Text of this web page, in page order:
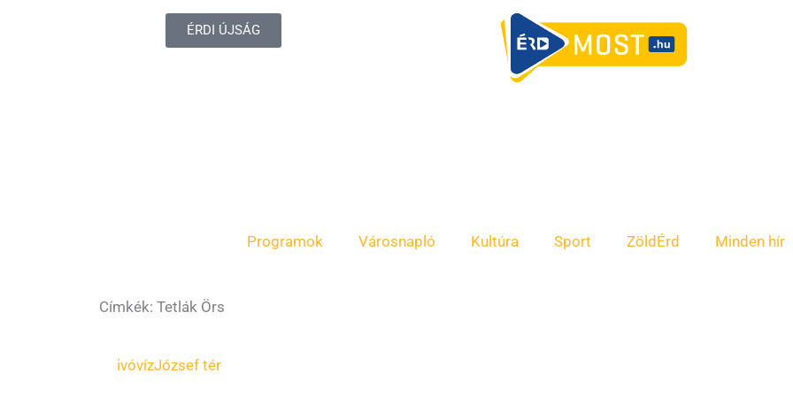
ÉRDI ÚJSÁG
Programok Városnapló Kultúra Sport ZöldÉrd Minden hír
Címkék: Tetlák Örs
ivóvízJózsef tér